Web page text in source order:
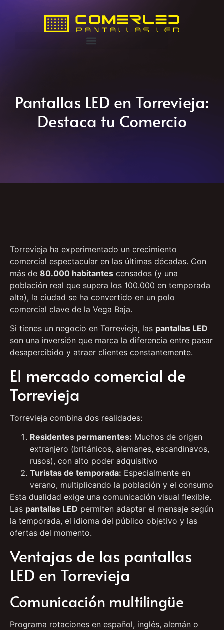
Pantallas LED en Torrevieja:
Destaca tu Comercio
Torrevieja ha experimentado un crecimiento
comercial espectacular en las últimas décadas. Con
más de 80.000 habitantes censados (y una
población real que supera los 100.000 en temporada
alta), la ciudad se ha convertido en un polo
comercial clave de la Vega Baja.
Si tienes un negocio en Torrevieja, las pantallas LED
son una inversión que marca la diferencia entre pasar
desapercibido y atraer clientes constantemente.
El mercado comercial de
Torrevieja
Torrevieja combina dos realidades:
Residentes permanentes: Muchos de origen
extranjero (británicos, alemanes, escandinavos,
rusos), con alto poder adquisitivo
Turistas de temporada: Especialmente en
verano, multiplicando la población y el consumo
Esta dualidad exige una comunicación visual flexible.
Las pantallas LED permiten adaptar el mensaje según
la temporada, el idioma del público objetivo y las
ofertas del momento.
Ventajas de las pantallas
LED en Torrevieja
Comunicación multilingüe
Programa rotaciones en español, inglés, alemán o